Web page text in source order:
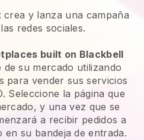
: crea y lanza una campaña
redes sociales.
built on Blackbell
su mercado utilizando
para vender sus servicios
Seleccione la página que
y una vez que se
a recibir pedidos a
en su bandeja de entrada.